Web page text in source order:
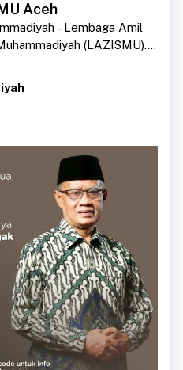
Aceh
– Lembaga Amil
(LAZISMU)....